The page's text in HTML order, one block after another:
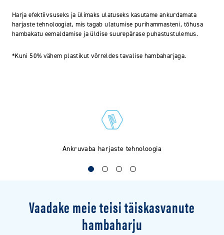
Harja efektiivsuseks ja ülimaks ulatuseks kasutame ankurdamata
harjaste tehnoloogiat, mis tagab ulatumise purihammasteni, tõhusa
hambakatu eemaldamise ja üldise suurepärase puhastustulemus.
*Kuni 50% vähem plastikut võrreldes tavalise hambaharjaga.
Ankruvaba harjaste tehnoloogia
Vaadake meie teisi täiskasvanute
hambaharju